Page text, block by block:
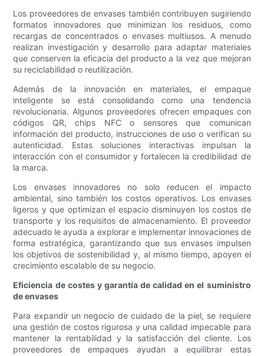
Los proveedores de envases también contribuyen sugiriendo
formatos innovadores que minimizan los residuos, como
recargas de concentrados o envases multiusos. A menudo
realizan investigación y desarrollo para adaptar materiales
que conserven la eficacia del producto a la vez que mejoran
su reciclabilidad o reutilización.
Además de la innovación en materiales, el empaque
inteligente se está consolidando como una tendencia
revolucionaria. Algunos proveedores ofrecen empaques con
códigos QR, chips NFC o sensores que comunican
información del producto, instrucciones de uso o verifican su
autenticidad. Estas soluciones interactivas impulsan la
interacción con el consumidor y fortalecen la credibilidad de
la marca.
Los envases innovadores no solo reducen el impacto
ambiental, sino también los costos operativos. Los envases
ligeros y que optimizan el espacio disminuyen los costos de
transporte y los requisitos de almacenamiento. El proveedor
adecuado le ayuda a explorar e implementar innovaciones de
forma estratégica, garantizando que sus envases impulsen
los objetivos de sostenibilidad y, al mismo tiempo, apoyen el
crecimiento escalable de su negocio.
Eficiencia de costes y garantía de calidad en el suministro
de envases
Para expandir un negocio de cuidado de la piel, se requiere
una gestión de costos rigurosa y una calidad impecable para
mantener la rentabilidad y la satisfacción del cliente. Los
proveedores de empaques ayudan a equilibrar estas